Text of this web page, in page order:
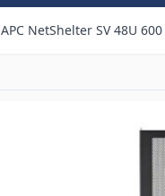
APC NetShelter SV 48U